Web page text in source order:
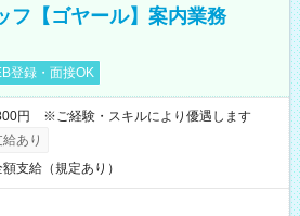
フ【ゴヤール】案内業務
登録・面接OK
円 ※ご経験・スキルにより優遇します
あり
支給（規定あり）